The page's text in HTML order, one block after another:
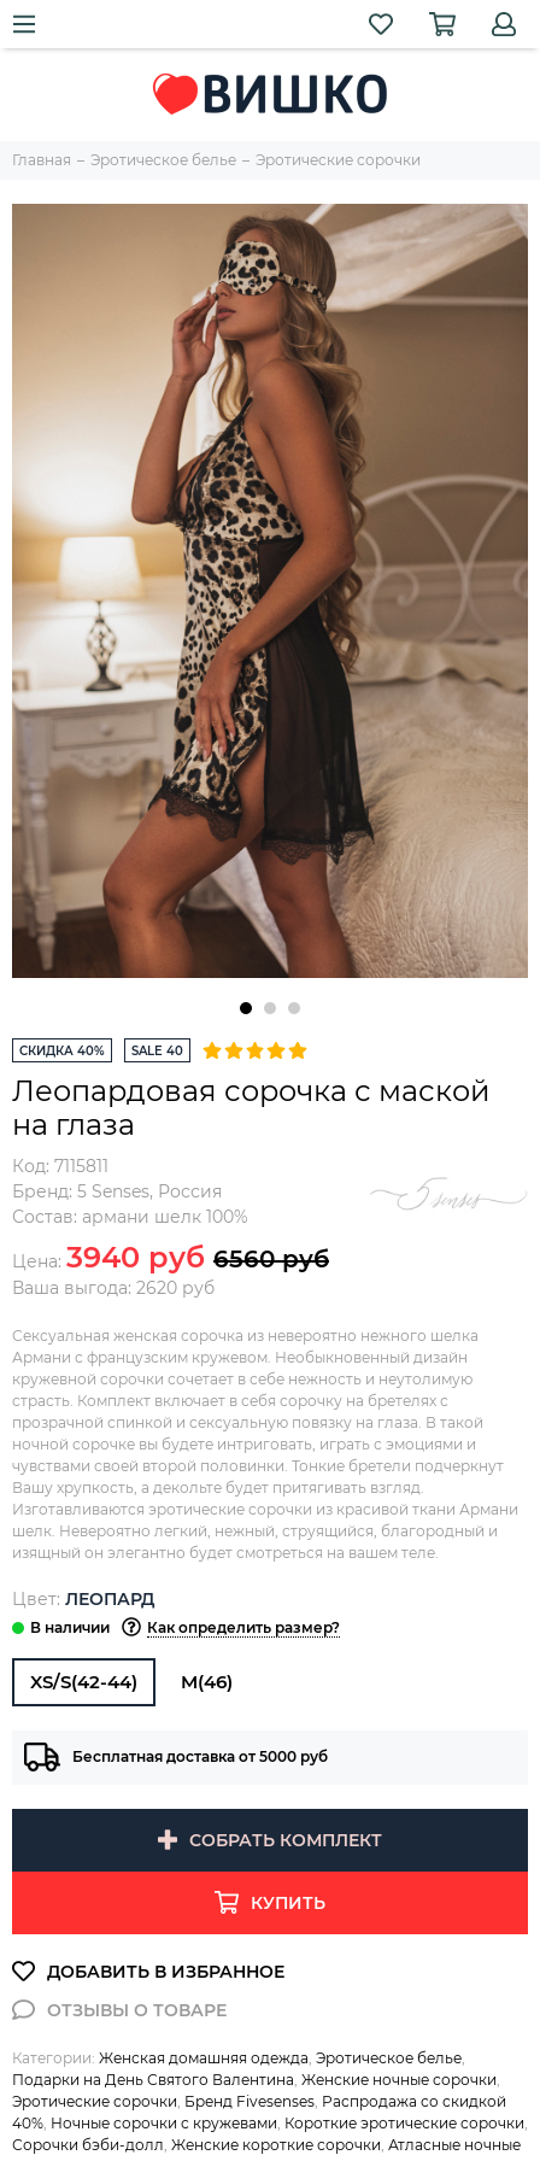
Главная Эротическое белье Эротические сорочки
СКИДКА 40% SALE 40
Леопардовая сорочка с маской
на глаза
Код: 7115811
Бренд: 5 Senses, Россия
Состав: армани шелк 100%
Цена: 3940 руб 6560 руб
Ваша выгода: 2620 руб
Сексуальная женская сорочка из невероятно нежного шелка
Армани с французским кружевом. Необыкновенный дизайн
кружевной сорочки сочетает в себе нежность и неутолимую
страсть. Комплект включает в себя сорочку на бретелях с
прозрачной спинкой и сексуальную повязку на глаза. В такой
ночной сорочке вы будете интриговать, играть с эмоциями и
чувствами своей второй половинки. Тонкие бретели подчеркнут
Вашу хрупкость, а декольте будет притягивать взгляд.
Изготавливаются эротические сорочки из красивой ткани Армани
шелк. Невероятно легкий, нежный, струящийся, благородный и
изящный он элегантно будет смотреться на вашем теле.
Цвет: ЛЕОПАРД
Как определить размер?
XS/S(42-44) M(46)
Бесплатная доставка от 5000 руб
СОБРАТЬ КОМПЛЕКТ
КУПИТЬ
Категории: Женская домашняя одежда Эротическое белье
Подарки на День Святого Валентина Женские ночные сорочки
Эротические сорочки Бренд Fivesenses Распродажа со скидкой
40% Ночные сорочки с кружевами Короткие эротические сорочки
Сорочки бэби-долл Женские короткие сорочки Атласные ночные